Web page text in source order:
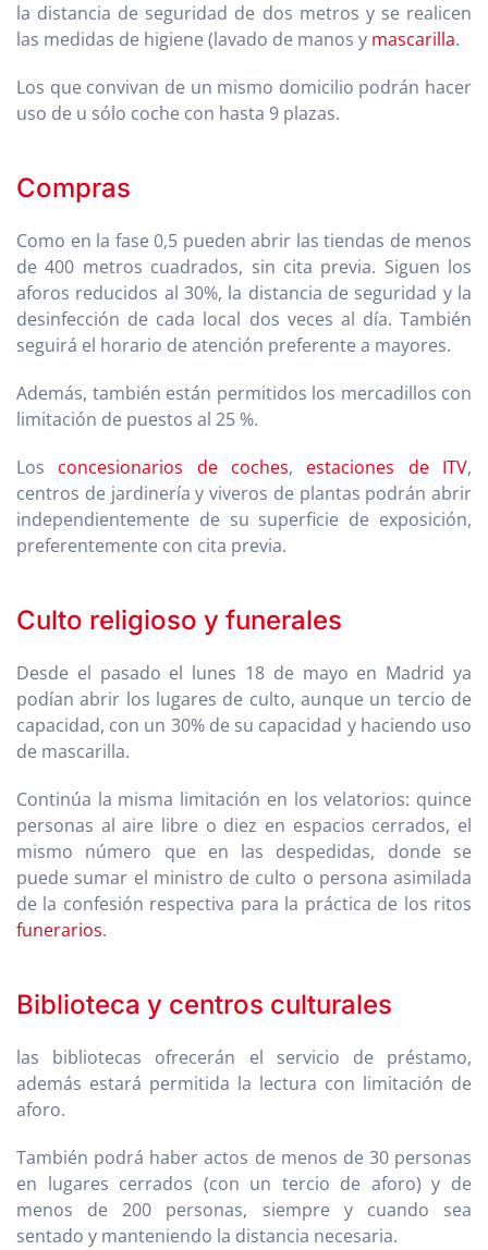
la distancia de seguridad de dos metros y se realicen
las medidas de higiene (lavado de manos y mascarilla.
Los que convivan de un mismo domicilio podrán hacer
uso de u sólo coche con hasta 9 plazas.
Compras
Como en la fase 0,5 pueden abrir las tiendas de menos
de 400 metros cuadrados, sin cita previa. Siguen los
aforos reducidos al 30%, la distancia de seguridad y la
desinfección de cada local dos veces al día. También
seguirá el horario de atención preferente a mayores.
Además, también están permitidos los mercadillos con
limitación de puestos al 25 %.
Los concesionarios de coches, estaciones de ITV,
centros de jardinería y viveros de plantas podrán abrir
independientemente de su superficie de exposición,
preferentemente con cita previa.
Culto religioso y funerales
Desde el pasado el lunes 18 de mayo en Madrid ya
podían abrir los lugares de culto, aunque un tercio de
capacidad, con un 30% de su capacidad y haciendo uso
de mascarilla.
Continúa la misma limitación en los velatorios: quince
personas al aire libre o diez en espacios cerrados, el
mismo número que en las despedidas, donde se
puede sumar el ministro de culto o persona asimilada
de la confesión respectiva para la práctica de los ritos
funerarios.
Biblioteca y centros culturales
las bibliotecas ofrecerán el servicio de préstamo,
además estará permitida la lectura con limitación de
aforo.
También podrá haber actos de menos de 30 personas
en lugares cerrados (con un tercio de aforo) y de
menos de 200 personas, siempre y cuando sea
sentado y manteniendo la distancia necesaria.